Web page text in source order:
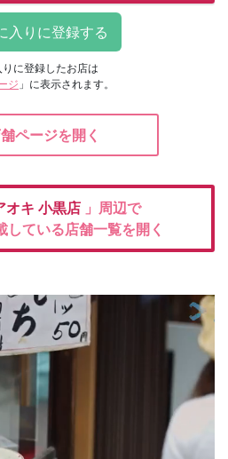
りに登録したお店は
ジ 」に表示されます。
ページを開く
オキ 小黒店 」周辺で
している店舗一覧を開く